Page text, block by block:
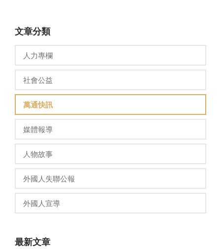
文章分類
人力專欄
社會公益
萬通快訊
媒體報導
人物故事
外國人失聯公報
外國人宣導
最新文章